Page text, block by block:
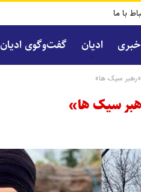
با ما
ادیان گفت‌و‌گوی ادیان
«رهبر سیک ها»
سیک ها»